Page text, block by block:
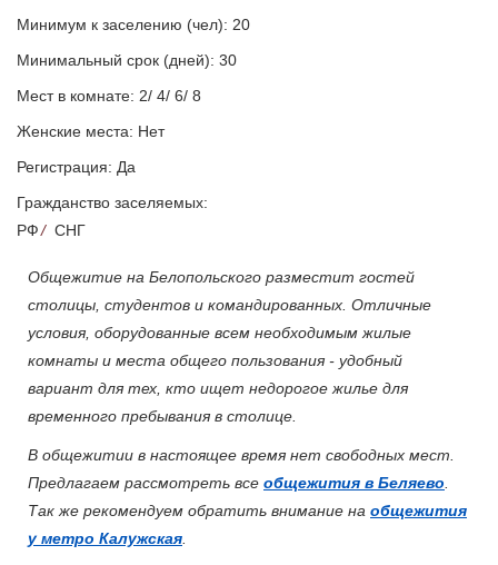
Минимум к заселению (чел): 20
Минимальный срок (дней): 30
Мест в комнате: 2/ 4/ 6/ 8
Женские места: Нет
Регистрация: Да
Гражданство заселяемых:
РФ/ СНГ
Общежитие на Белопольского разместит гостей
столицы, студентов и командированных. Отличные
условия, оборудованные всем необходимым жилые
комнаты и места общего пользования - удобный
вариант для тех, кто ищет недорогое жилье для
временного пребывания в столице.
В общежитии в настоящее время нет свободных мест.
Предлагаем рассмотреть все общежития в Беляево.
Так же рекомендуем обратить внимание на общежития
у метро Калужская.